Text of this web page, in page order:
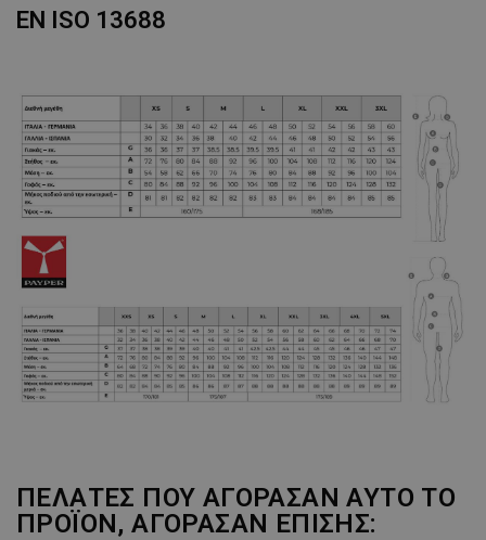
EN ISO 13688
ΠΕΛΆΤΕΣ ΠΟΥ ΑΓΌΡΑΣΑΝ ΑΥΤΌ ΤΟ
ΠΡΟΪΌΝ, ΑΓΌΡΑΣΑΝ ΕΠΊΣΗΣ: